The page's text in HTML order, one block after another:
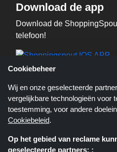
Download de app
Download de
telefoon!
biedt; deze deals of aanbiedingen
verschillende affiliate netwerken.
Cookiebeheer
Wij en onze geselecteerde
vergelijkbare technologieën voor
toestemming, voor andere
Cookiebeleid.
Op het gebied van reclame
geselecteerde partners: :